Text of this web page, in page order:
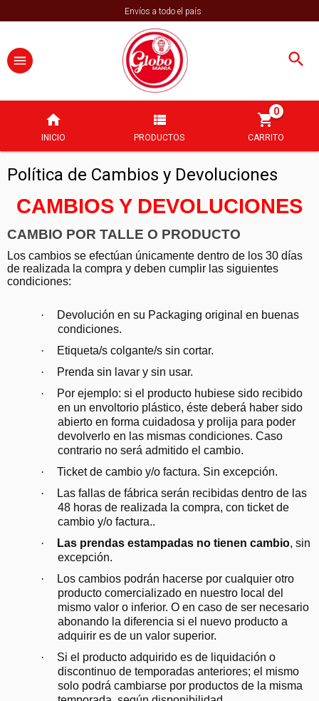
Envíos a todo el país
INICIO PRODUCTOS CARRITO
0
Política de Cambios y Devoluciones
CAMBIOS Y DEVOLUCIONES
CAMBIO POR TALLE O PRODUCTO
Los cambios se efectúan únicamente dentro de los 30 días
de realizada la compra y deben cumplir las siguientes
condiciones:
·
Devolución en su Packaging original en buenas
condiciones.
·
Etiqueta/s colgante/s sin cortar.
·
Prenda sin lavar y sin usar.
·
Por ejemplo: si el producto hubiese sido recibido
en un envoltorio plástico, éste deberá haber sido
abierto en forma cuidadosa y prolija para poder
devolverlo en las mismas condiciones. Caso
contrario no será admitido el cambio.
·
Ticket de cambio y/o factura. Sin excepción.
·
Las fallas de fábrica serán recibidas dentro de las
48 horas de realizada la compra, con ticket de
cambio y/o factura..
·
Las prendas estampadas no tienen cambio, sin
excepción.
·
Los cambios podrán hacerse por cualquier otro
producto comercializado en nuestro local del
mismo valor o inferior. O en caso de ser necesario
abonando la diferencia si el nuevo producto a
adquirir es de un valor superior.
·
Si el producto adquirido es de liquidación o
discontinuo de temporadas anteriores; el mismo
solo podrá cambiarse por productos de la misma